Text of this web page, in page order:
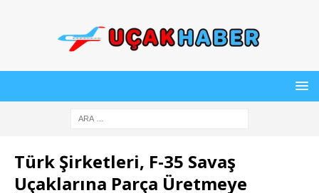
Türk Şirketleri, F-35 Savaş
Uçaklarına Parça Üretmeye